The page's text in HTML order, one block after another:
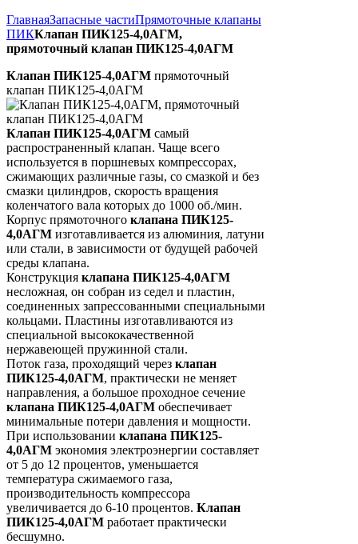
ГлавнаяЗапасные частиПрямоточные клапаны
ПИККлапан ПИК125-4,0АГМ,
прямоточный клапан ПИК125-4,0АГМ
Клапан ПИК125-4,0АГМ прямоточный
клапан ПИК125-4,0АГМ
Клапан ПИК125-4,0АГМ самый
распространенный клапан. Чаще всего
используется в поршневых компрессорах,
сжимающих различные газы, со смазкой и без
смазки цилиндров, скорость вращения
коленчатого вала которых до 1000 об./мин.
Корпус прямоточного клапана ПИК125-
4,0АГМ изготавливается из алюминия, латуни
или стали, в зависимости от будущей рабочей
среды клапана.
Конструкция клапана ПИК125-4,0АГМ
несложная, он собран из седел и пластин,
соединенных запрессованными специальными
кольцами. Пластины изготавливаются из
специальной высококачественной
нержавеющей пружинной стали.
Поток газа, проходящий через клапан
ПИК125-4,0АГМ, практически не меняет
направления, а большое проходное сечение
клапана ПИК125-4,0АГМ обеспечивает
минимальные потери давления и мощности.
При использовании клапана ПИК125-
4,0АГМ экономия электроэнергии составляет
от 5 до 12 процентов, уменьшается
температура сжимаемого газа,
производительность компрессора
увеличивается до 6-10 процентов. Клапан
ПИК125-4,0АГМ работает практически
бесшумно.